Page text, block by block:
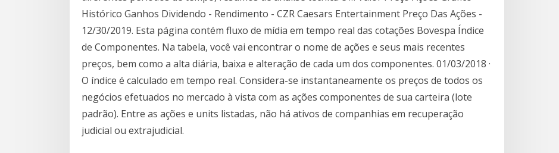
Histórico Ganhos Dividendo - Rendimento - CZR Caesars Entertainment Preço Das Ações -
12/30/2019. Esta página contém fluxo de mídia em tempo real das cotações Bovespa Índice
de Componentes. Na tabela, você vai encontrar o nome de ações e seus mais recentes
preços, bem como a alta diária, baixa e alteração de cada um dos componentes. 01/03/2018 ·
O índice é calculado em tempo real. Considera-se instantaneamente os preços de todos os
negócios efetuados no mercado à vista com as ações componentes de sua carteira (lote
padrão). Entre as ações e units listadas, não há ativos de companhias em recuperação
judicial ou extrajudicial.